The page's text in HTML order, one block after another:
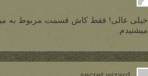
خیلی عالی! فقط کاش قسمت مربوط به
میشنیدم.